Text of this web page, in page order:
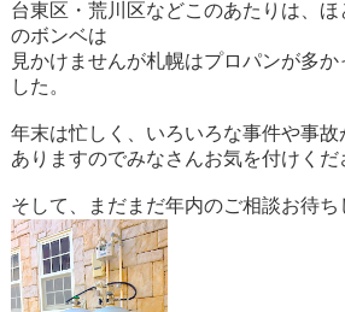
台東区・荒川区などこのあたりは、
のボンベは
見かけませんが札幌はプロパンが多か
した。
年末は忙しく、いろいろな事件や事
ありますのでみなさんお気を付けくだ
そして、まだまだ年内のご相談お待